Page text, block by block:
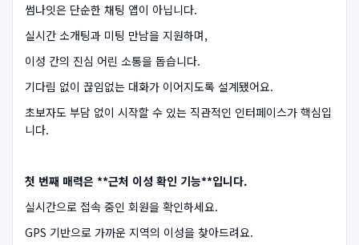
썸나잇은 단순한 채팅 앱이 아닙니다.
실시간 소개팅과 미팅 만남을 지원하며,
이성 간의 진심 어린 소통을 돕습니다.
기다림 없이 끊임없는 대화가 이어지도록 설계됐어요.
초보자도 부담 없이 시작할 수 있는 직관적인 인터페이스가 핵심입
니다.
첫 번째 매력은 **근처 이성 확인 기능**입니다.
실시간으로 접속 중인 회원을 확인하세요.
GPS 기반으로 가까운 지역의 이성을 찾아드려요.